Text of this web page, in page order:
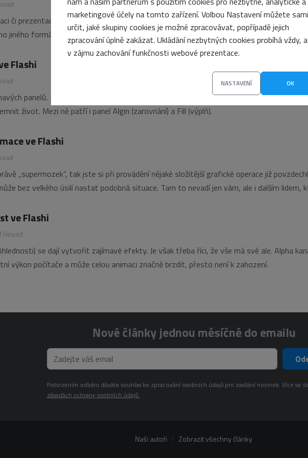
marketingové účely na tomto zařízení. Volbou Nastavení můžete sami
určit, jaké skupiny cookies je možné zpracovávat, popřípadě jejich
zpracování úplně zakázat. Ukládání nezbytných cookies probíhá vždy,
v zájmu zachování funkčnosti webové prezentace.
NASTAVENÍ OK
či prezentaci vytvořenou ve Flashi předložit divákovi prostřednictvím Internetu, je
jiného formátu než FLA. K tomu slouží formát SWF, který je na míru šitý pro Flash.
Flashi
panelů. Jsou nenápadné, někdy i za standardních podmínek schované, přesto vám
život. Mezi ně patří i panel Algin (zarovnání) a Fill (výplň).
ve Flashi
„supermozek“, tak jste si při provádění nějaké složitější grafické operace již
bez velkého úsilí nastat podobná situace. Tam to nevadí jen vám, ale i dalším lidem,
ve Flashi
Hovad
se dají vytvořit zajímavé efekty. Je však třeba říci, že vše má své ale. Alpha
výkon počítače a může celou animaci značně brzdit, přesto není k zahození.
Nové články jednou měsíčně do emailu
Potvrzením odběru dáváte souhlas ke zpracování osobních údajů pro zasílání novinek. Více se
zásadách ochrany osobních údajů.
Naši autoři Zobrazit všechny články